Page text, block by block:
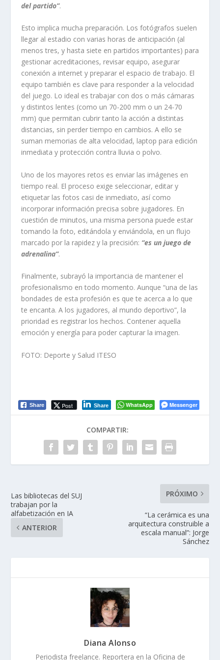
del partido”.
Esto implica mucha preparación. Los fotógrafos suelen
llegar al estadio con varias horas de anticipación (al
menos tres, y hasta siete en partidos importantes) para
gestionar acreditaciones, revisar equipo, asegurar
conexión a internet y preparar el espacio de trabajo. El
equipo también es clave para responder a la velocidad
del juego. Lo ideal es trabajar con dos o más cámaras
y distintos lentes (como un 70-200 mm o un 24-70
mm) que permitan cubrir tanto la acción a distintas
distancias, sin perder tiempo en cambios. A ello se
suman memorias de alta velocidad, laptop para edición
inmediata y protección contra lluvia o polvo.
Uno de los mayores retos es enviar las imágenes en
tiempo real. El proceso exige seleccionar, editar y
etiquetar las fotos casi de inmediato, así como
incorporar información precisa sobre jugadores. En
cuestión de minutos, una misma persona puede estar
tomando la foto, editándola y enviándola, en un flujo
marcado por la rapidez y la precisión: “es un juego de
adrenalina”.
Finalmente, subrayó la importancia de mantener el
profesionalismo en todo momento. Aunque “una de las
bondades de esta profesión es que te acerca a lo que
te encanta. A los jugadores, al mundo deportivo”, la
prioridad es registrar los hechos. Contener aquella
emoción y energía para poder capturar la imagen.
FOTO: Deporte y Salud ITESO
Share Post Share WhatsApp Messenger
COMPARTIR:
Las bibliotecas del SUJ
trabajan por la
alfabetización en IA
ANTERIOR
PRÓXIMO
“La cerámica es una
arquitectura construible a
escala manual”: Jorge
Sánchez
Diana Alonso
Periodista freelance. Reportera en la Oficina de